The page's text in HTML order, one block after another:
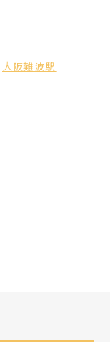
大阪難波駅